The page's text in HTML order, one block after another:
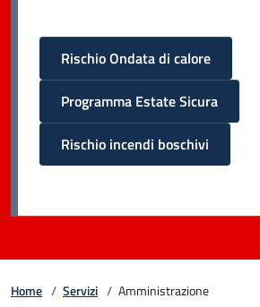
Rischio Ondata di calore
Programma Estate Sicura
Rischio incendi boschivi
Home / Servizi / Amministrazione